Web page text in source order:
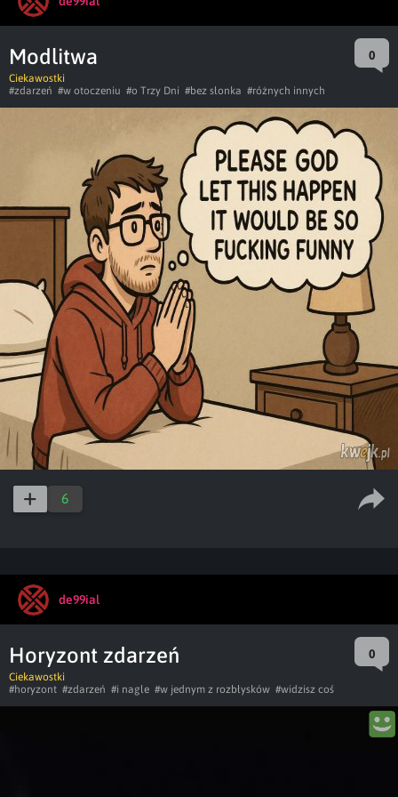
Modlitwa 0
Ciekawostki
#zdarzeń #w otoczeniu #o Trzy Dni #bez słonka #różnych innych
6
de99ial
Horyzont zdarzeń 0
Ciekawostki
#horyzont #zdarzeń #i nagle #w jednym z rozbłysków #widzisz coś